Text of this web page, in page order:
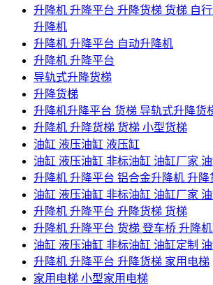
升降机 升降平台 升降货梯 货梯 自
升降机
升降机 升降平台 自动升降机
升降机 升降平台
导轨式升降货梯
升降货梯
升降机升降平台 货梯 导轨式升降货
升降机 升降货梯 货梯 小型货梯
油缸 液压油缸 液压缸
油缸 液压油缸 非标油缸 油缸厂家 油
升降机 升降平台 铝合金升降机 升
油缸 液压油缸 非标油缸 油缸厂家 油
升降机 升降平台 升降货梯 货梯
升降机 升降平台 货梯 登车桥 升降
油缸 液压油缸 非标油缸 油缸定制
升降机 升降平台 升降货梯 家用电梯
家用电梯 小型家用电梯